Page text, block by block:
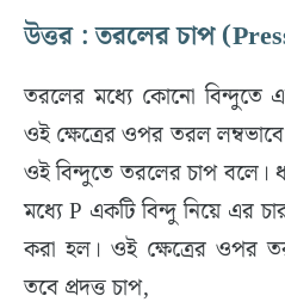
উত্তর : তরলের চাপ
তরলের মধ্যে কোনো বিন্দুতে
ওই ক্ষেত্রের ওপর তরল
ওই বিন্দুতে তরলের চাপ বলে।
মধ্যে P একটি বিন্দু নিয়ে এর
করা হল। ওই ক্ষেত্রের ওপর
তবে প্রদত্ত চাপ,